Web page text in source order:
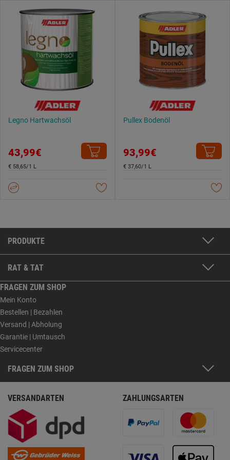
Legno Hartwachsöl
43,99€
€ 58,65/1 L
Pullex Bodenöl
93,99€
€ 37,60/1 L
PRODUKTE
RAT & TAT
FRAGEN ZUM SHOP
Mein Konto
Bestellen | Bezahlen
Versand | Abholung
Garantie | Umtausch
Servicecenter
FRAGEN ZUM SHOP
VERSANDARTEN ZAHLUNGSARTEN